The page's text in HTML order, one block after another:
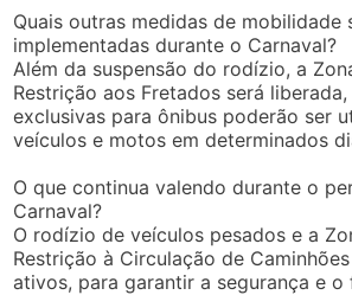
Quais outras medidas de mobilidade
implementadas durante o Carnaval?
Além da suspensão do rodízio, a
Restrição aos Fretados será
exclusivas para ônibus poderão ser
veículos e motos em determinados
O que continua valendo durante o
Carnaval?
O rodízio de veículos pesados e a
Restrição à Circulação de
ativos, para garantir a segurança e o